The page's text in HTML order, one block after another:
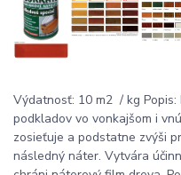
Výdatnosť: 10 m2 / kg
podkladov vo vonkajšom i
zosieťuje a podstatne zvýši
následný náter. Vytvára